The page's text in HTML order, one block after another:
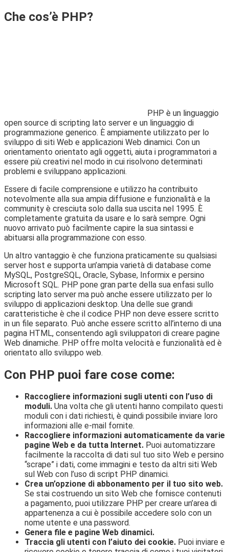
Che cos’è PHP?
PHP è un linguaggio
open source di scripting lato server e un linguaggio di
programmazione generico. È ampiamente utilizzato per lo
sviluppo di siti Web e applicazioni Web dinamici. Con un
orientamento orientato agli oggetti, aiuta i programmatori a
essere più creativi nel modo in cui risolvono determinati
problemi e sviluppano applicazioni.
Essere di facile comprensione e utilizzo ha contribuito
notevolmente alla sua ampia diffusione e funzionalità e la
community è cresciuta solo dalla sua uscita nel 1995. È
completamente gratuita da usare e lo sarà sempre. Ogni
nuovo arrivato può facilmente capire la sua sintassi e
abituarsi alla programmazione con esso.
Un altro vantaggio è che funziona praticamente su qualsiasi
server host e supporta un’ampia varietà di database come
MySQL, PostgreSQL, Oracle, Sybase, Informix e persino
Microsoft SQL. PHP pone gran parte della sua enfasi sullo
scripting lato server ma può anche essere utilizzato per lo
sviluppo di applicazioni desktop. Una delle sue grandi
caratteristiche è che il codice PHP non deve essere scritto
in un file separato. Può anche essere scritto all’interno di una
pagina HTML, consentendo agli sviluppatori di creare pagine
Web dinamiche. PHP offre molta velocità e funzionalità ed è
orientato allo sviluppo web.
Con PHP puoi fare cose come:
Raccogliere informazioni sugli utenti con l’uso di
moduli. Una volta che gli utenti hanno compilato questi
moduli con i dati richiesti, è quindi possibile inviare loro
informazioni alle e-mail fornite.
Raccogliere informazioni automaticamente da varie
pagine Web e da tutta Internet. Puoi automatizzare
facilmente la raccolta di dati sul tuo sito Web e persino
“scrape” i dati, come immagini e testo da altri siti Web
sul Web con l’uso di script PHP dinamici.
Crea un’opzione di abbonamento per il tuo sito web.
Se stai costruendo un sito Web che fornisce contenuti
a pagamento, puoi utilizzare PHP per creare un’area di
appartenenza a cui è possibile accedere solo con un
nome utente e una password.
Genera file e pagine Web dinamici.
Traccia gli utenti con l’aiuto dei cookie. Puoi inviare e